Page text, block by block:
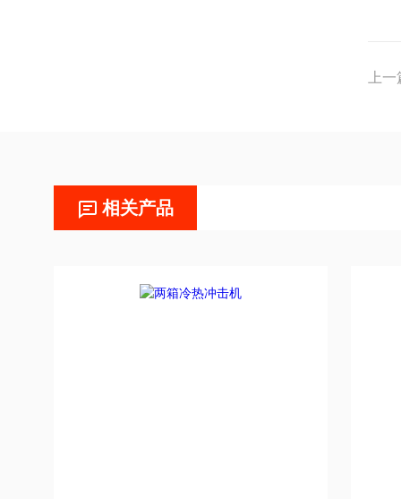
上
相关产品